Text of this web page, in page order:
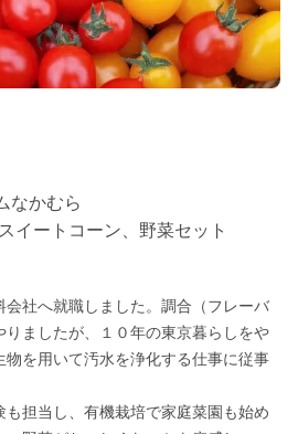
なかむら
イートコーン、野菜セット
会社へ就職しました。調合（フレーバ
りましたが、１０年の東京暮らしをや
を用いて汚水を浄化する仕事に従事
担当し、有機栽培で家庭菜園も始め